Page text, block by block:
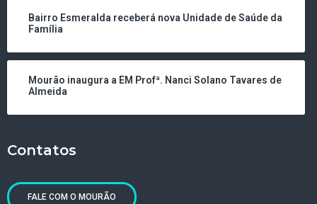
Bairro Esmeralda receberá nova Unidade de Saúde da
Família
Mourão inaugura a EM Profª. Nanci Solano Tavares de
Almeida
Contatos
FALE COM O MOURÃO